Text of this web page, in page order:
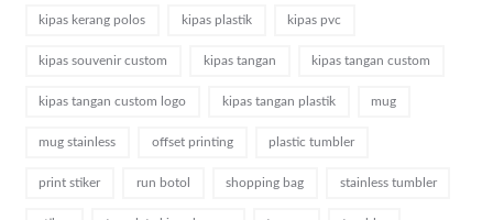
kipas kerang polos kipas plastik kipas pvc
kipas souvenir custom kipas tangan kipas tangan custom
kipas tangan custom logo kipas tangan plastik mug
mug stainless offset printing plastic tumbler
print stiker run botol shopping bag stainless tumbler